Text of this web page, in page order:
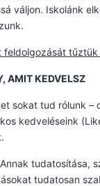
váljon. Iskolánk
feldolgozását tűztük
AMIT KEDVELSZ
sokat tud rólunk –
kedveléseink
Annak tudatosítása,
tudatosan